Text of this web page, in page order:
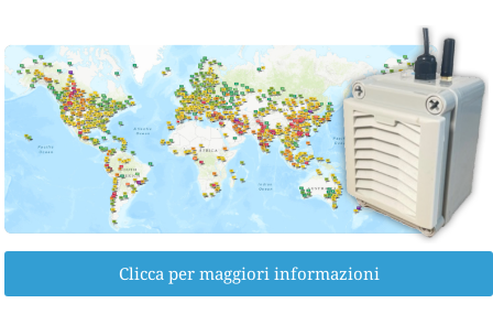
Clicca per maggiori informazioni